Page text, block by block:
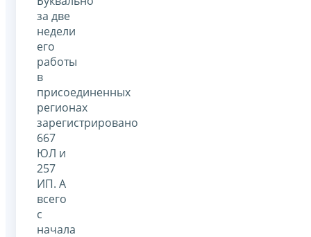
за две
недели
его
работы
в
присоединенных
регионах
зарегистрировано
667
ЮЛ и
257
ИП. А
всего
с
начала